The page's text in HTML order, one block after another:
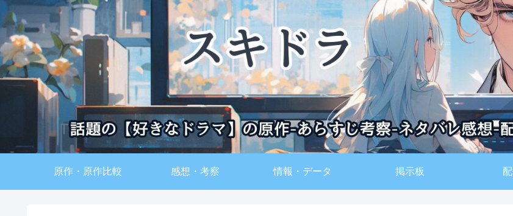
原作・原作比較 感想・考察 情報・データ 掲示板